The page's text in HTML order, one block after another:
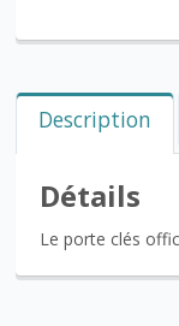
Description
Détails
Le porte clés